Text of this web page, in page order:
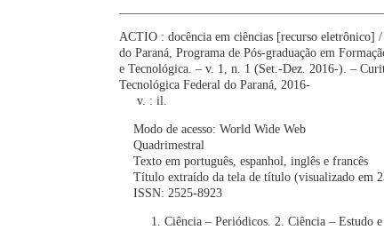
ACTIO : docência em ciências [recurso eletrônico]
do Paraná, Programa de Pós-graduação em
e Tecnológica. – v. 1, n. 1 (Set.-Dez. 2016-). –
Tecnológica Federal do Paraná, 2016-
v. : il.
Modo de acesso: World Wide Web
Quadrimestral
Texto em português, espanhol, inglês e francês
Título extraído da tela de título (visualizado em
ISSN: 2525-8923
1. Ciência – Periódicos. 2. Ciência – Estudo e